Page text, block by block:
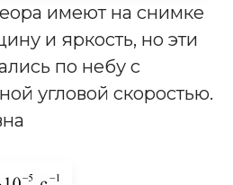
имеют на снимке
и яркость, но эти
по небу с
угловой скоростью.